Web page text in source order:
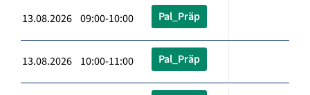
13.08.2026 09:00-10:00 Pal_Präp
13.08.2026 10:00-11:00 Pal_Präp